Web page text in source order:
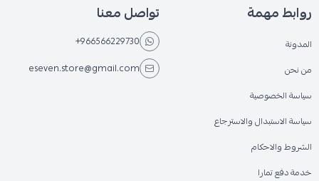
روابط مهمة
المدونة
من نحن
سياسة الخصوصية
سياسة الاستبدال والاسترجاع
الشروط والاحكام
خدمة دفع تمارا
تواصل معنا
+966566229730
eseven.store@gmail.com